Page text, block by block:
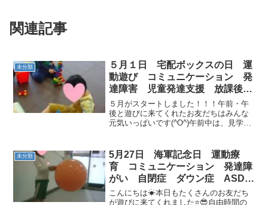
関連記事
未分類
５月１日 宅配ボックスの日 運
動遊び コミュニケーション 発
達障害 児童発達支援 放課後等
デイサービス 常総市 つくばみ
らい市 坂東市 見学・体験随時
募集
５月がスタートしました！！！午前・午
後と遊びに来てくれたお友だちはみんな
元気いっぱいです(^O^)午前中は、見学の
温めていきます！ 今日は、『宅配ボック
ス』だそ...
未分類
5月27日 海軍記念日 運動療
育 コミュニケーション 発達障
がい 自閉症 ダウン症 ASD
ADHD 放課後等デイサービス
児童発達支援 常総市 つくばみ
こんにちは☀本日もたくさんのお友だち
が遊びに来てくれました⭐😎自由時間の